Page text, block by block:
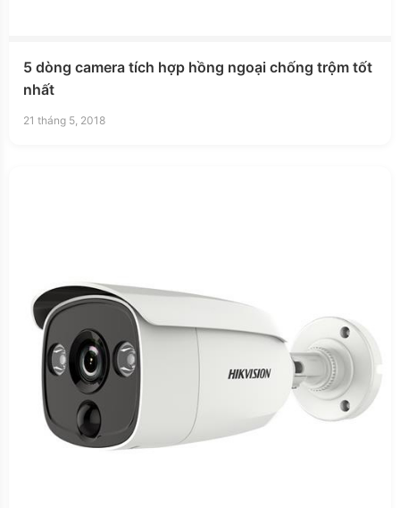
5 dòng camera tích hợp hồng ngoại chống trộm tốt
nhất
21 tháng 5, 2018